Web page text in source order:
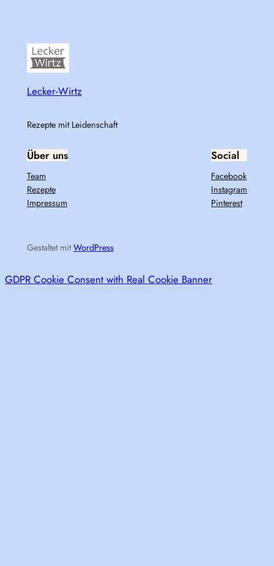
Lecker-Wirtz
Rezepte mit Leidenschaft
Über uns
Team
Rezepte
Impressum
Social
Facebook
Instagram
Pinterest
Gestaltet mitWordPress
GDPR Cookie Consent with Real Cookie Banner